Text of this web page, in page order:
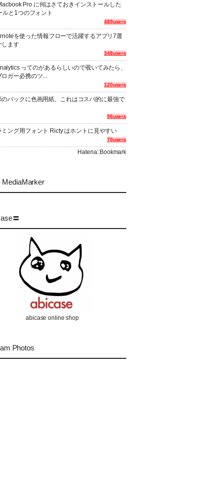
Pro に何はさておきインストールした
ルと1つのフォント
489users
を使った情報フローで活躍するアプリ7選
します
348users
ってのがあるらしいので覗いてみたら、
ロガー必携のツ...
120users
のバックに色画用紙、これはコスパ的に最強で
96users
ミング用フォント Ricty はホントに見やすい
70users
Hatena::Bookmark
MediaMarker
〓
abicase online shop
Photos